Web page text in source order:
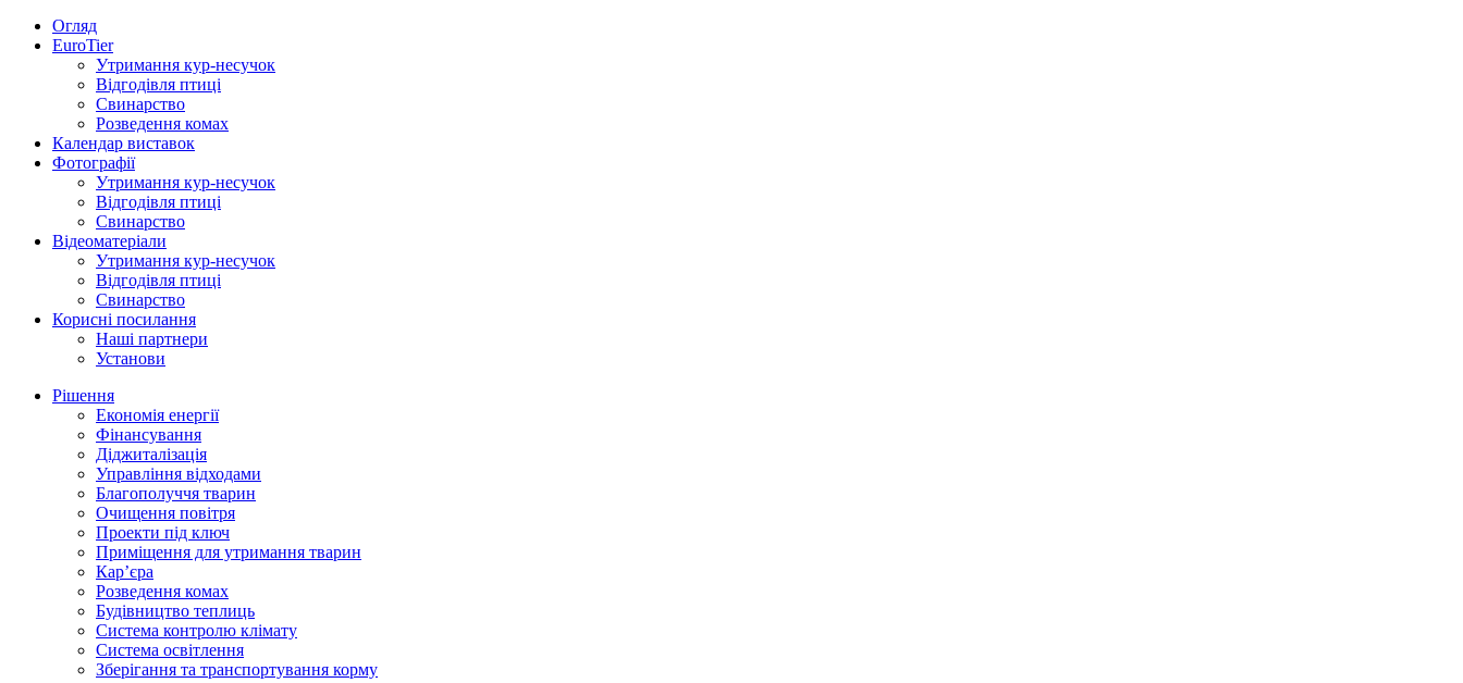
Огляд
EuroTier
Утримання кур-несучок
Відгодівля птиці
Свинарство
Розведення комах
Календар виставок
Фотографії
Утримання кур-несучок
Відгодівля птиці
Свинарство
Відеоматеріали
Утримання кур-несучок
Відгодівля птиці
Свинарство
Корисні посилання
Наші партнери
Установи
Рішення
Економія енергії
Фінансування
Діджиталізація
Управління відходами
Благополуччя тварин
Очищення повітря
Проекти під ключ
Приміщення для утримання тварин
Кар’єра
Розведення комах
Будівництво теплиць
Система контролю клімату
Система освітлення
Зберігання та транспортування корму